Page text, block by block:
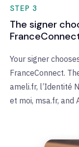
STEP 3
The signer
Your signer
FranceConnect.
ameli.fr, l’Identité
et moi, msa.fr, and